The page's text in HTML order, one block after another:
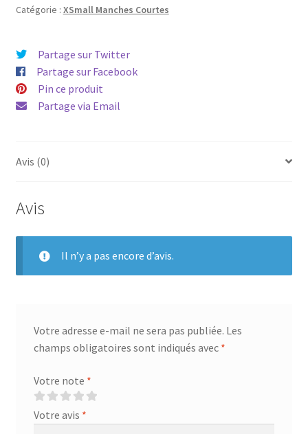
XSmall
Catégorie : XSmall Manches Courtes
Partage sur Twitter
Partage sur Facebook
Pin ce produit
Partage via Email
Avis (0)
Avis
Il n’y a pas encore d’avis.
Votre adresse e-mail ne sera pas publiée. Les
champs obligatoires sont indiqués avec *
Votre note *
Votre avis *